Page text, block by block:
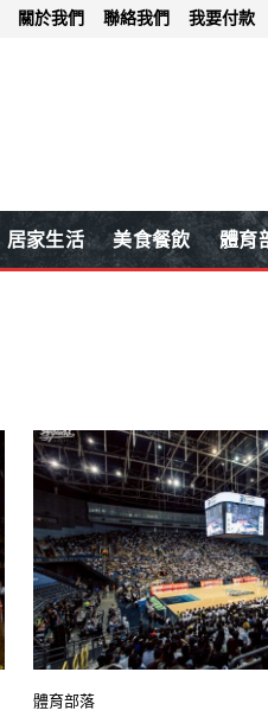
關於我們 聯絡我們 我要付款
居家生活 美食餐飲 體育
體育部落